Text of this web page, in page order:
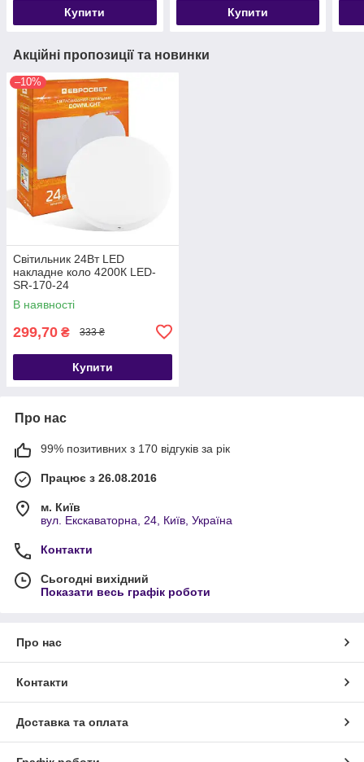
Купити Купити
Акційні пропозиції та новинки
–10%
Світильник 24Вт LED
накладне коло 4200К LED-
SR-170-24
В наявності
299,70 ₴ 333 ₴
Купити
Про нас
99% позитивних з 170 відгуків за рік
Працює з 26.08.2016
м. Київ
вул. Екскаваторна, 24, Київ, Україна
Контакти
Сьогодні вихідний
Показати весь графік роботи
Про нас
Контакти
Доставка та оплата